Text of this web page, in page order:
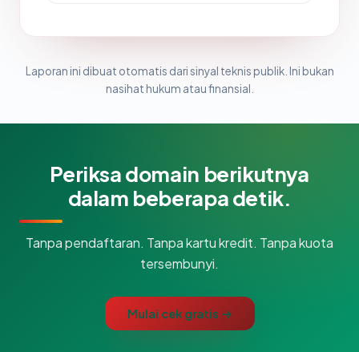
Laporan ini dibuat otomatis dari sinyal teknis publik. Ini bukan
nasihat hukum atau finansial.
Periksa domain berikutnya
dalam beberapa detik.
Tanpa pendaftaran. Tanpa kartu kredit. Tanpa kuota
tersembunyi.
Mulai cek gratis →